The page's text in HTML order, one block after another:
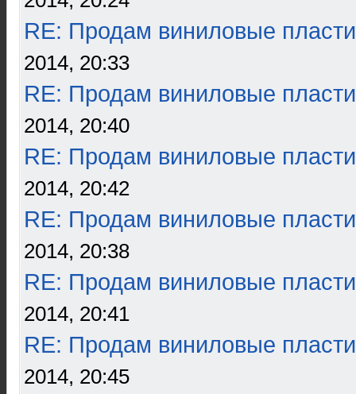
RE: Продам виниловые
2014, 20:33
RE: Продам виниловые
2014, 20:40
RE: Продам виниловые
2014, 20:42
RE: Продам виниловые
2014, 20:38
RE: Продам виниловые
2014, 20:41
RE: Продам виниловые
2014, 20:45